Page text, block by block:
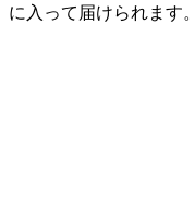
に入って届けられます。